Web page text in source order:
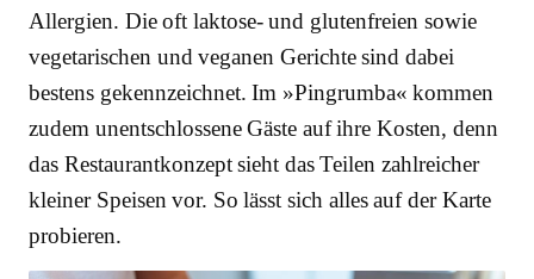
Allergien. Die oft laktose- und glutenfreien sowie
vegetarischen und veganen Gerichte sind dabei
bestens gekennzeichnet. Im »Pingrumba« kommen
zudem unentschlossene Gäste auf ihre Kosten, denn
das Restaurantkonzept sieht das Teilen zahlreicher
kleiner Speisen vor. So lässt sich alles auf der Karte
probieren.